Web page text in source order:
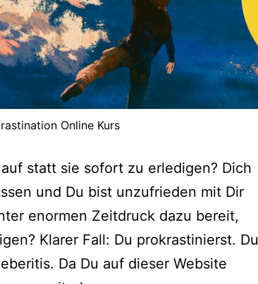
Online Kurs
statt sie sofort zu erledigen? Dich
und Du bist unzufrieden mit Dir
enormen Zeitdruck dazu bereit,
Klarer Fall: Du prokrastinierst. Du
Da Du auf dieser Website